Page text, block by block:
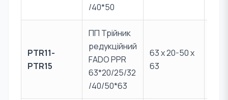
/40*50
PTR11-
PTR15
ПП Трійник
редукційний
FADO PPR
63*20/25/32
/40/50*63
63 х 20-50 х
63